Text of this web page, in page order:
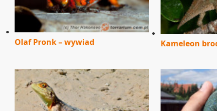
Olaf Pronk – wywiad Kameleon